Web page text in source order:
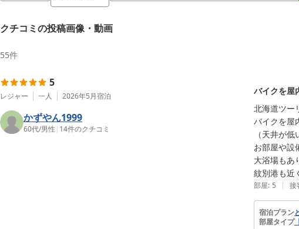
クチコミの投稿画像・動画
55件
5
レジャー 一人 2026年5月宿泊
かずやん1999
60代/男性 | 14件のクチコミ
バイクを屋
北海道ツー
バイクを屋
（天井が
お部屋や設
大浴場もあ
部屋: 5 | 接
宿泊プラン
部屋タイプ